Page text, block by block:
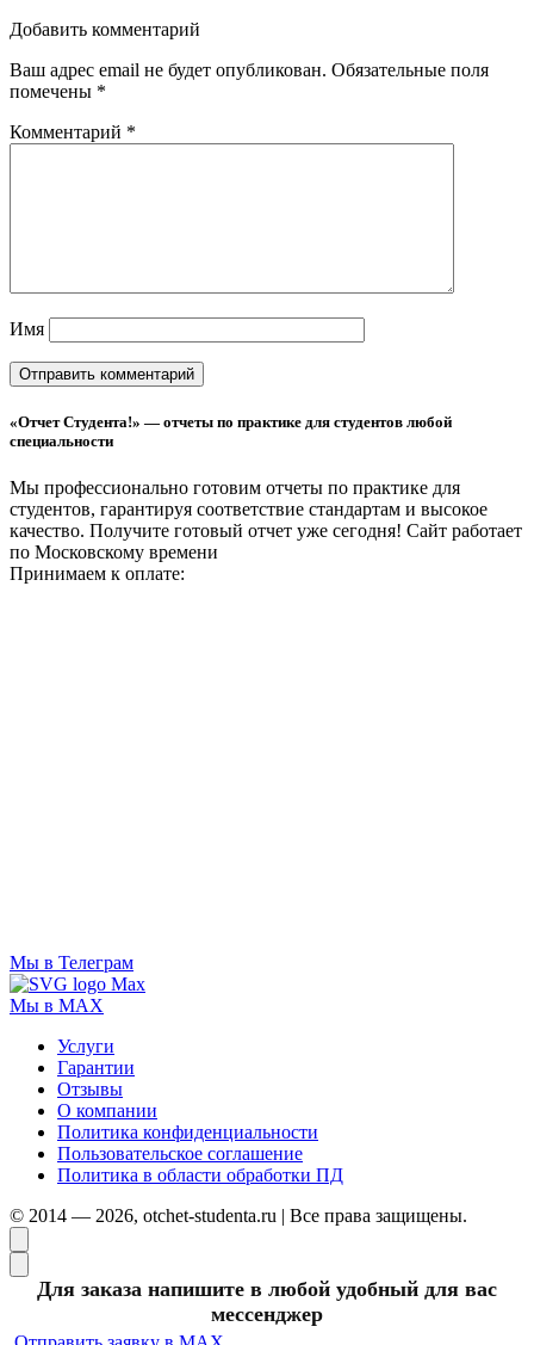
Добавить комментарий
Ваш адрес email не будет опубликован. Обязательные поля
помечены *
Комментарий *
Имя
«Отчет Студента!» — отчеты по практике для студентов любой
специальности
Мы профессионально готовим отчеты по практике для
студентов, гарантируя соответствие стандартам и высокое
качество. Получите готовый отчет уже сегодня! Сайт работает
по Московскому времени
Принимаем к оплате:
Мы в Телеграм
Мы в MAX
Услуги
Гарантии
Отзывы
О компании
Политика конфиденциальности
Пользовательское соглашение
Политика в области обработки ПД
© 2014 — 2026, otchet-studenta.ru | Все права защищены.
Для заказа напишите в любой удобный для вас
мессенджер